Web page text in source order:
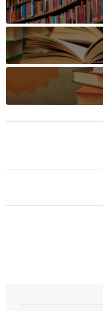
الهندسية التي ارتبطت
ومصر خاصة، حيث يحرص
الواجهات